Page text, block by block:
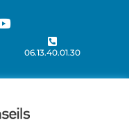
06.13.40.01.30